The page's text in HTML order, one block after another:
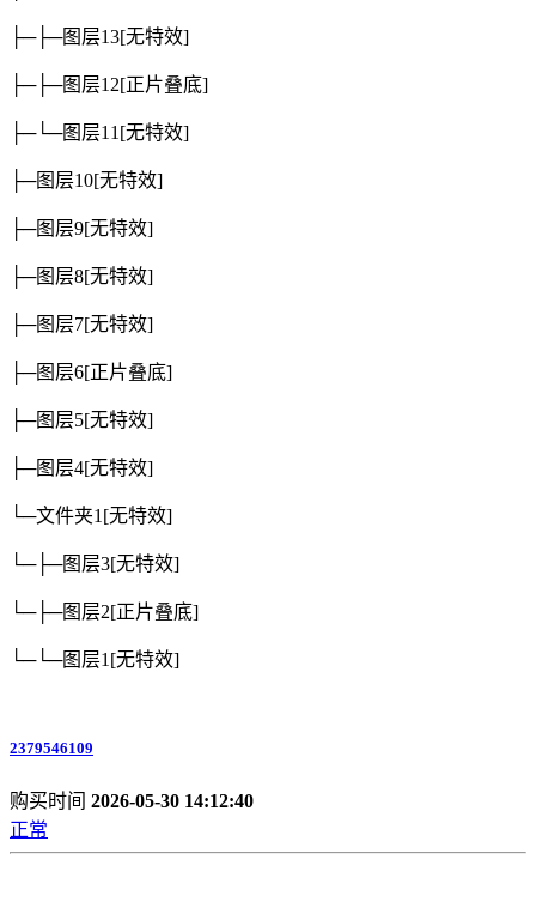
├─├─图层13[无特效]
├─├─图层12[正片叠底]
├─└─图层11 [无特效]
├─图层10[无特效]
├─图层9[无特效]
├─图层8[无特效]
├─图层7[无特效]
├─图层6[正片叠底]
├─图层5[无特效]
├─图层4[无特效]
└─文件夹1 [无特效]
└─├─图层3[无特效]
└─├─图层2[正片叠底]
└─└─图层1 [无特效]
2379546109
购买时间 2026-05-30 14:12:40
正常